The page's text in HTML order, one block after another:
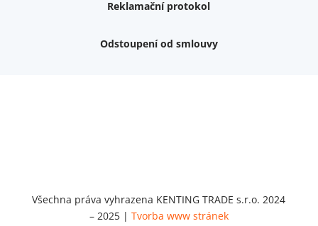
Reklamační protokol
Odstoupení od smlouvy
Všechna práva vyhrazena KENTING TRADE s.r.o. 2024
– 2025 | Tvorba www stránek
Opravná sada na nábytek s kolíky 8x30 mm
Chybí ještě 999 Kč